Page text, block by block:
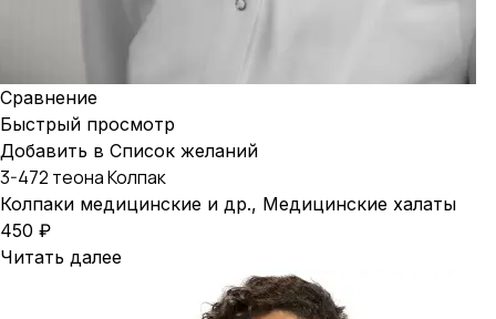
Сравнение
Быстрый просмотр
Добавить в Список желаний
3-472 теона Колпак
Колпаки медицинские и др., Медицинские халаты
450 ₽
Читать далее